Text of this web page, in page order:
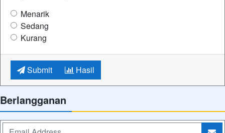
Menarik
Sedang
Kurang
Submit Hasil
Berlangganan